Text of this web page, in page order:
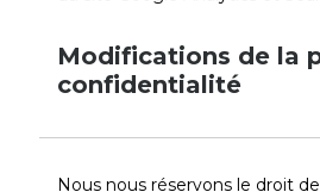
Modifications de la
confidentialité
Nous nous réservons le droit